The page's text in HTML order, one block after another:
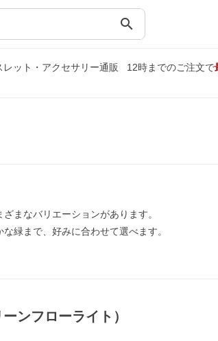
search
ット・アクセサリー通販
12時までのご注文で
まなバリエーションがあります。
緑まで、好みに合わせて選べます。
ンフローライト）